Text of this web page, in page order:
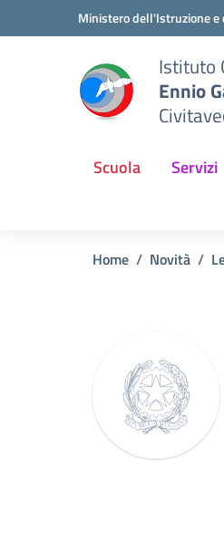
Vai ai contenuti
Vai al menu di navigazione
Ministero dell'Istruzione e
Istituto
Ennio
Scuola Servizi
Home Novità